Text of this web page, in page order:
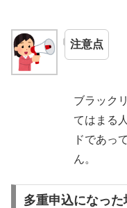
注意点
ブラック
てはまる
ドであっ
ん。
多重申込になった